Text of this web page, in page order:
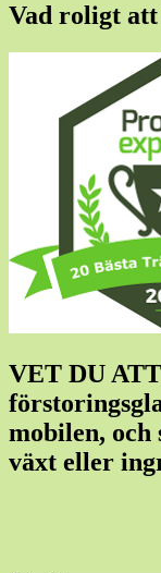
Vad roligt att
VET DU
mobilen, och
växt eller